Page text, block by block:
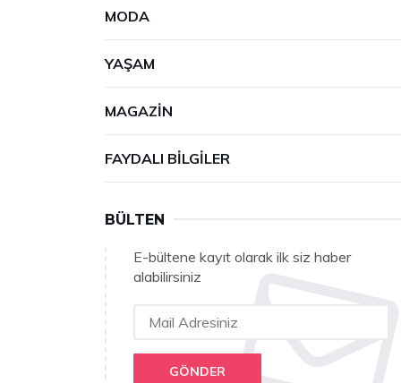
MODA
YAŞAM
MAGAZIN
FAYDALI BILGILER
BÜLTEN
E-bültene kayıt olarak ilk siz haber
alabilirsiniz
GÖNDER